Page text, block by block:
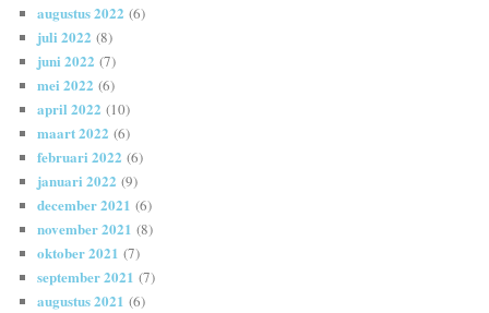
augustus 2022 (6)
juli 2022 (8)
juni 2022 (7)
mei 2022 (6)
april 2022 (10)
maart 2022 (6)
februari 2022 (6)
januari 2022 (9)
december 2021 (6)
november 2021 (8)
oktober 2021 (7)
september 2021 (7)
augustus 2021 (6)